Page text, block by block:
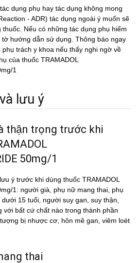
dụng phụ hay tác dụng không mong
- ADR) tác dụng ngoài ý muốn sẽ
thuốc. Nếu có những tác dụng phụ hiếm
hướng dẫn sử dụng. Thông báo ngay
trách y khoa nếu thấy nghi ngờ về
của thuốc TRAMADOL
1
lưu ý
thận trọng trước khi
50mg/1
ý trước khi dùng thuốc TRAMADOL
1: người già, phụ nữ mang thai, phụ
15 tuổi, người suy gan, suy thận,
với bất cứ chất nào trong thành phần
bị nhược cơ, hôn mê gan, viêm loét
thai